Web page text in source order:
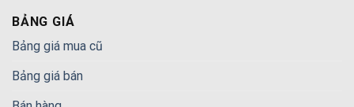
BẢNG GIÁ
Bảng giá mua cũ
Bảng giá bán